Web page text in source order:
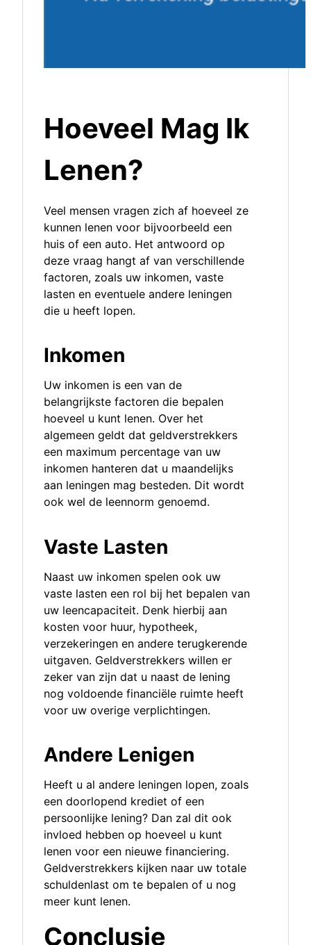
Hoeveel Mag Ik
Lenen?
Veel mensen vragen zich af hoeveel ze
kunnen lenen voor bijvoorbeeld een
huis of een auto. Het antwoord op
deze vraag hangt af van verschillende
factoren, zoals uw inkomen, vaste
lasten en eventuele andere leningen
die u heeft lopen.
Inkomen
Uw inkomen is een van de
belangrijkste factoren die bepalen
hoeveel u kunt lenen. Over het
algemeen geldt dat geldverstrekkers
een maximum percentage van uw
inkomen hanteren dat u maandelijks
aan leningen mag besteden. Dit wordt
ook wel de leennorm genoemd.
Vaste Lasten
Naast uw inkomen spelen ook uw
vaste lasten een rol bij het bepalen van
uw leencapaciteit. Denk hierbij aan
kosten voor huur, hypotheek,
verzekeringen en andere terugkerende
uitgaven. Geldverstrekkers willen er
zeker van zijn dat u naast de lening
nog voldoende financiële ruimte heeft
voor uw overige verplichtingen.
Andere Lenigen
Heeft u al andere leningen lopen, zoals
een doorlopend krediet of een
persoonlijke lening? Dan zal dit ook
invloed hebben op hoeveel u kunt
lenen voor een nieuwe financiering.
Geldverstrekkers kijken naar uw totale
schuldenlast om te bepalen of u nog
meer kunt lenen.
Conclusie